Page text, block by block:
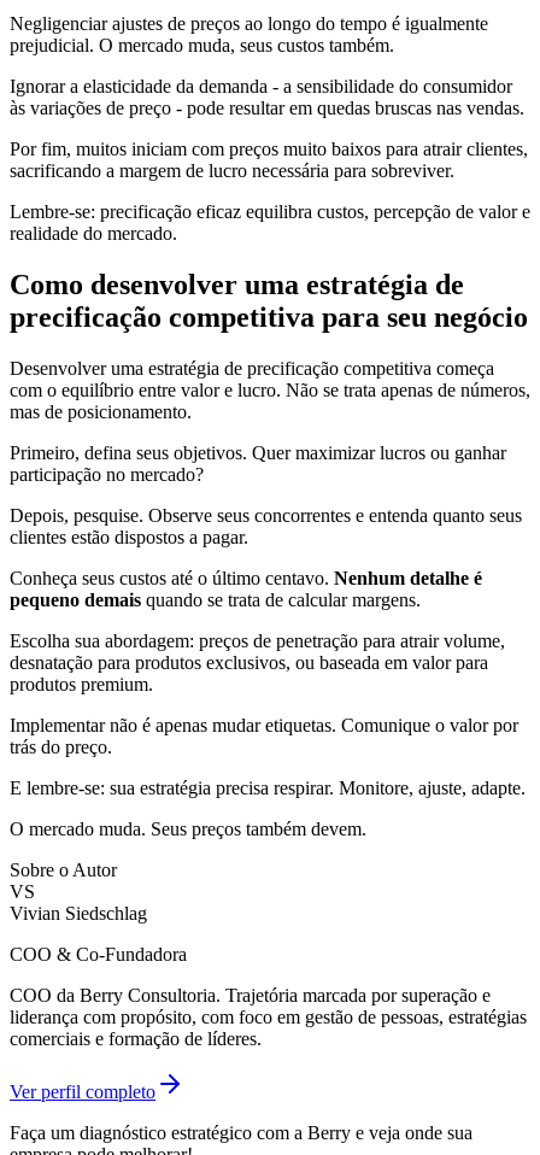
Negligenciar ajustes de preços ao longo do tempo é igualmente
prejudicial. O mercado muda, seus custos também.
Ignorar a elasticidade da demanda - a sensibilidade do consumidor
às variações de preço - pode resultar em quedas bruscas nas vendas.
Por fim, muitos iniciam com preços muito baixos para atrair clientes,
sacrificando a margem de lucro necessária para sobreviver.
Lembre-se: precificação eficaz equilibra custos, percepção de valor e
realidade do mercado.
Como desenvolver uma estratégia de
precificação competitiva para seu negócio
Desenvolver uma estratégia de precificação competitiva começa
com o equilíbrio entre valor e lucro. Não se trata apenas de números,
mas de posicionamento.
Primeiro, defina seus objetivos. Quer maximizar lucros ou ganhar
participação no mercado?
Depois, pesquise. Observe seus concorrentes e entenda quanto seus
clientes estão dispostos a pagar.
Conheça seus custos até o último centavo. Nenhum detalhe é
pequeno demais quando se trata de calcular margens.
Escolha sua abordagem: preços de penetração para atrair volume,
desnatação para produtos exclusivos, ou baseada em valor para
produtos premium.
Implementar não é apenas mudar etiquetas. Comunique o valor por
trás do preço.
E lembre-se: sua estratégia precisa respirar. Monitore, ajuste, adapte.
O mercado muda. Seus preços também devem.
Sobre o Autor
VS
Vivian Siedschlag
COO & Co-Fundadora
COO da Berry Consultoria. Trajetória marcada por superação e
liderança com propósito, com foco em gestão de pessoas, estratégias
comerciais e formação de líderes.
Ver perfil completo
Faça um diagnóstico estratégico com a Berry e veja onde sua